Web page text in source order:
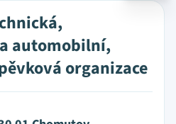
automobilní,
organizace